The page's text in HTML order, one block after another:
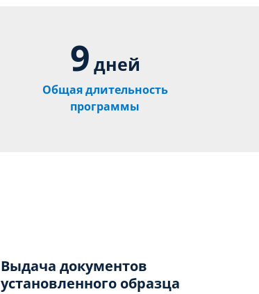
9 дней
Общая длительность
программы
Выдача документов
установленного образца